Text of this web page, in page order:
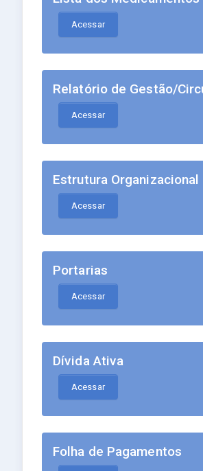
Acessar
Relatório de Gestão/
Acessar
Estrutura Organizacional
Acessar
Portarias
Acessar
Dívida Ativa
Acessar
Folha de Pagamentos